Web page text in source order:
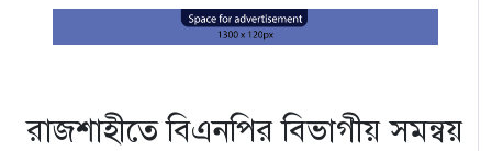
রাজশাহীতে বিএনপির বিভাগীয় সমন্বয়